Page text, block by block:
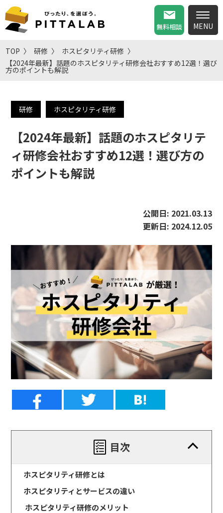
無料相談
TOP 研修
ホスピタリティ研修
【2024年最新】話題のホスピタリティ研修会社おすすめ12選！選び
方のポイントも解説
研修 ホスピタリティ研修
【2024年最新】話題のホスピタリテ
ィ研修会社おすすめ12選！選び方の
ポイントも解説
公開日: 2021.03.13
更新日: 2024.12.05
目次
ホスピタリティ研修とは
ホスピタリティとサービスの違い
ホスピタリティ研修のメリット